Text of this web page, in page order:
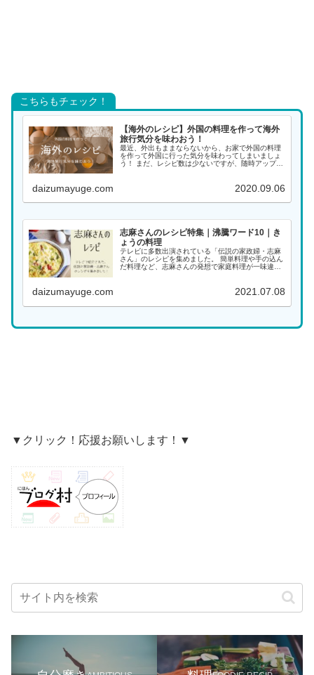
こちらもチェック！
【海外のレシピ】外国の料理を作って海外
旅行気分を味わおう！
最近、外出もままならないから、お家で外国の料理
を作って外国に行った気分を味わってしまいましょ
う！ まだ、レシピ数は少ないですが、随時アップし
daizumayuge.com 2020.09.06
志麻さんのレシピ特集｜沸騰ワード10｜き
ょうの料理
テレビに多数出演されている「伝説の家政婦・志麻
さん」のレシピを集めました。 簡単料理や手の込ん
だ料理など、志麻さんの発想で家庭料理が一味違っ
daizumayuge.com 2021.07.08
▼クリック！応援お願いします！▼